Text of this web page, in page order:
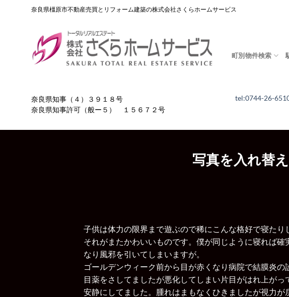
奈良県橿原市不動産売買とリフォーム建築の株式会社さくらホームサービス
町別物件検索
tel:0744-26-
奈良県知事（４）３９１８号
奈良県知事許可（般ー５） １５６７２号
写真を入れ替
子供は体力の限界まで遊ぶので稀にこんな格好で寝たり
それがまたかわいいものです。僕が同じように寝れば確
なり風邪を引いてしまいますが。
ゴールデンウィーク前から目が赤くなり病院で結膜炎の
目薬をさしてましたが悪化してしまい片目がはれ上がっ
安静にしてました。腫れはまもなくひきましたが視力が